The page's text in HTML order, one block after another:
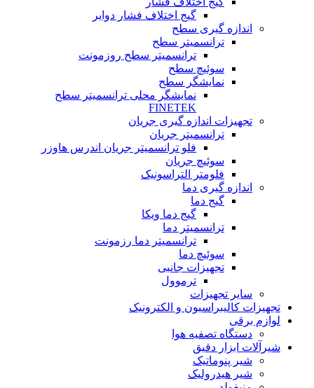
گیج اختلاف فشار دوایر
اندازه گیری سطح
ترانسمیتر سطح
ترانسمیتر سطح روزمونت
سوئیچ سطح
نمایشگر سطح
نمایشگر محلی ترانسمیتر سطح
FINETEK
تجهیزات اندازه گیری جریان
ترانسمیتر جریان
فلو ترانسمیتر جریان اندرس هاوزر
سوئیچ جریان
فلومتر التراسونیک
اندازه گیری دما
گیج دما
گیج دما ویکا
ترانسمیتر دما
ترانسمیتر دما رزمونت
سوئیچ دما
تجهیزات جانبی
ترموول
سایر تجهیزات
تجهیزات کالیبراسیون و الکترونیک
لوازم برقی
دستگاه تصفیه هوا
شیرآلات ابزار دقیق
شیر پنوماتیک
شیر هیدرولیک